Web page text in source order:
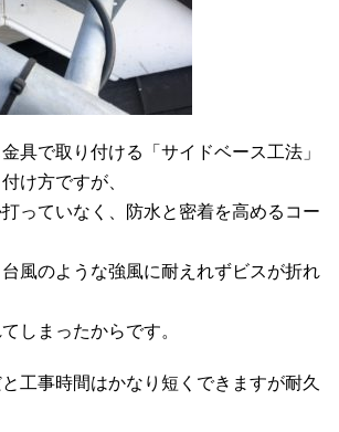
具で取り付ける「サイドベース工法」
け方ですが、
っていなく、防水と密着を高めるコー
風のような強風に耐えれずビスが折れ
しまったからです。
工事時間はかなり短くできますが耐久